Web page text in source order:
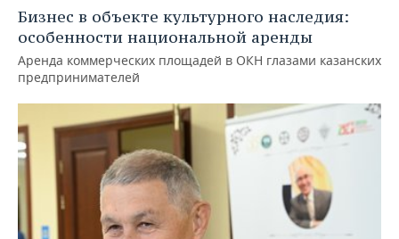
Бизнес в объекте культурного наследия:
особенности национальной аренды
Аренда коммерческих площадей в ОКН глазами казанских
предпринимателей